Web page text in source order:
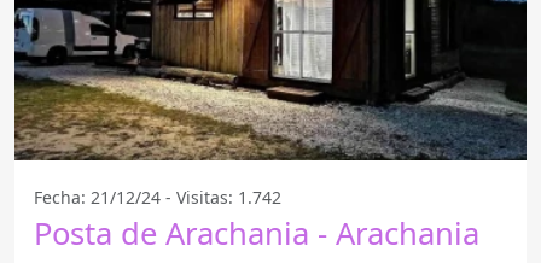
Fecha: 21/12/24 - Visitas: 1.742
Posta de Arachania - Arachania